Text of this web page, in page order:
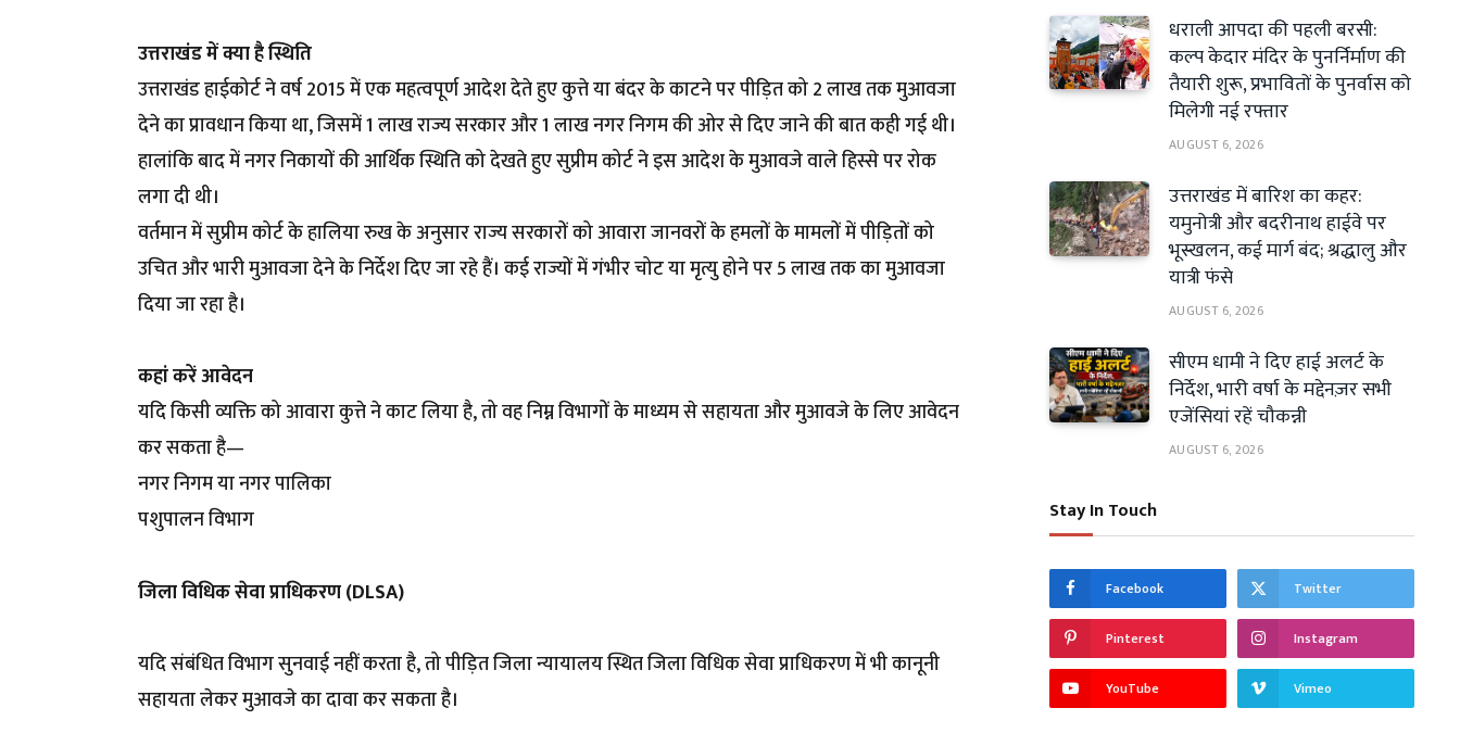
उत्तराखंड में क्या है स्थिति
उत्तराखंड हाईकोर्ट ने वर्ष 2015 में एक महत्वपूर्ण आदेश देते हुए कुत्ते या बंदर के काटने पर पीड़ित को ₹2 लाख तक मुआवजा
देने का प्रावधान किया था, जिसमें ₹1 लाख राज्य सरकार और ₹1 लाख नगर निगम की ओर से दिए जाने की बात कही गई थी।
हालांकि बाद में नगर निकायों की आर्थिक स्थिति को देखते हुए सुप्रीम कोर्ट ने इस आदेश के मुआवजे वाले हिस्से पर रोक
लगा दी थी।
वर्तमान में सुप्रीम कोर्ट के हालिया रुख के अनुसार राज्य सरकारों को आवारा जानवरों के हमलों के मामलों में पीड़ितों को
उचित और भारी मुआवजा देने के निर्देश दिए जा रहे हैं। कई राज्यों में गंभीर चोट या मृत्यु होने पर ₹5 लाख तक का मुआवजा
दिया जा रहा है।
कहां करें आवेदन
यदि किसी व्यक्ति को आवारा कुत्ते ने काट लिया है, तो वह निम्न विभागों के माध्यम से सहायता और मुआवजे के लिए आवेदन
कर सकता है—
नगर निगम या नगर पालिका
पशुपालन विभाग
जिला विधिक सेवा प्राधिकरण (DLSA)
यदि संबंधित विभाग सुनवाई नहीं करता है, तो पीड़ित जिला न्यायालय स्थित जिला विधिक सेवा प्राधिकरण में भी कानूनी
सहायता लेकर मुआवजे का दावा कर सकता है।
धराली आपदा की पहली बरसी:
कल्प केदार मंदिर के पुनर्निर्माण की
तैयारी शुरू, प्रभावितों के पुनर्वास को
मिलेगी नई रफ्तार
AUGUST 6, 2026
उत्तराखंड में बारिश का कहर:
यमुनोत्री और बदरीनाथ हाईवे पर
भूस्खलन, कई मार्ग बंद; श्रद्धालु और
यात्री फंसे
AUGUST 6, 2026
सीएम धामी ने दिए हाई अलर्ट के
निर्देश, भारी वर्षा के मद्देनज़र सभी
एजेंसियां रहें चौकन्नी
AUGUST 6, 2026
Stay In Touch
Facebook Twitter
Pinterest Instagram
YouTube Vimeo